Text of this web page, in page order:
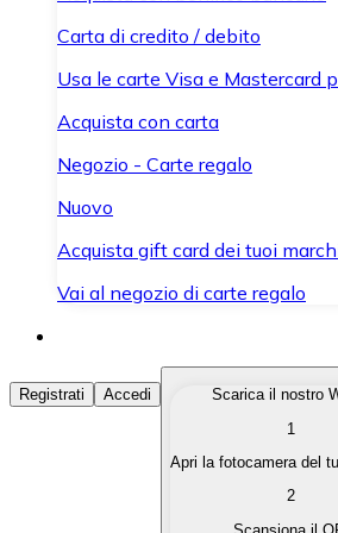
Carta di credito / debito
Usa le carte Visa e Mastercard
Acquista con carta
Negozio - Carte regalo
Nuovo
Acquista gift card dei tuoi
Vai al negozio di carte regalo
Acquista Criptovalute
Acquista le criptovalute che ti
Converti le tue criptovalute in
Registrati Accedi
Scarica il nostro
1
Apri la fotocamera del
2